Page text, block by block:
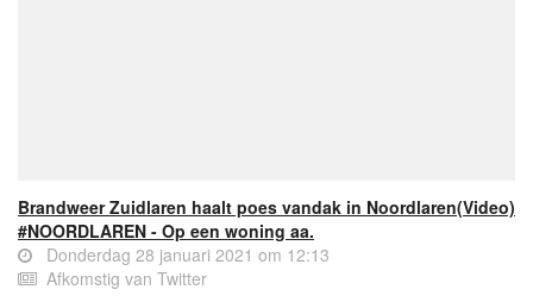
Brandweer Zuidlaren haalt poes vandak in Noordlaren(Video)
#NOORDLAREN - Op een woning aa.
Donderdag 28 januari 2021 om 12:13
Afkomstig van Twitter